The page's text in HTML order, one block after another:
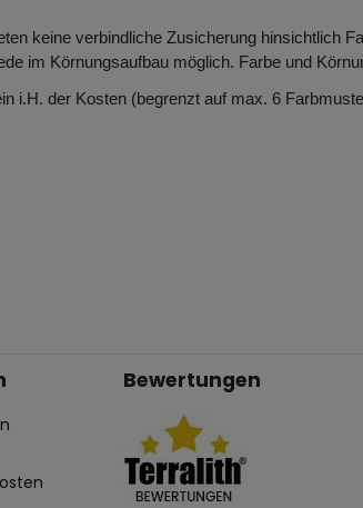
keine verbindliche Zusicherung hinsichtlich
im Körnungsaufbau möglich. Farbe und
i.H. der Kosten (begrenzt auf max. 6
Bewertungen